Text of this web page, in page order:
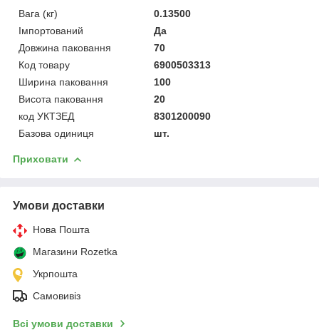
Вага (кг)
0.13500
Імпортований
Да
Довжина паковання
70
Код товару
6900503313
Ширина паковання
100
Висота паковання
20
код УКТЗЕД
8301200090
Базова одиниця
шт.
Приховати
Умови доставки
Нова Пошта
Магазини Rozetka
Укрпошта
Самовивіз
Всі умови доставки